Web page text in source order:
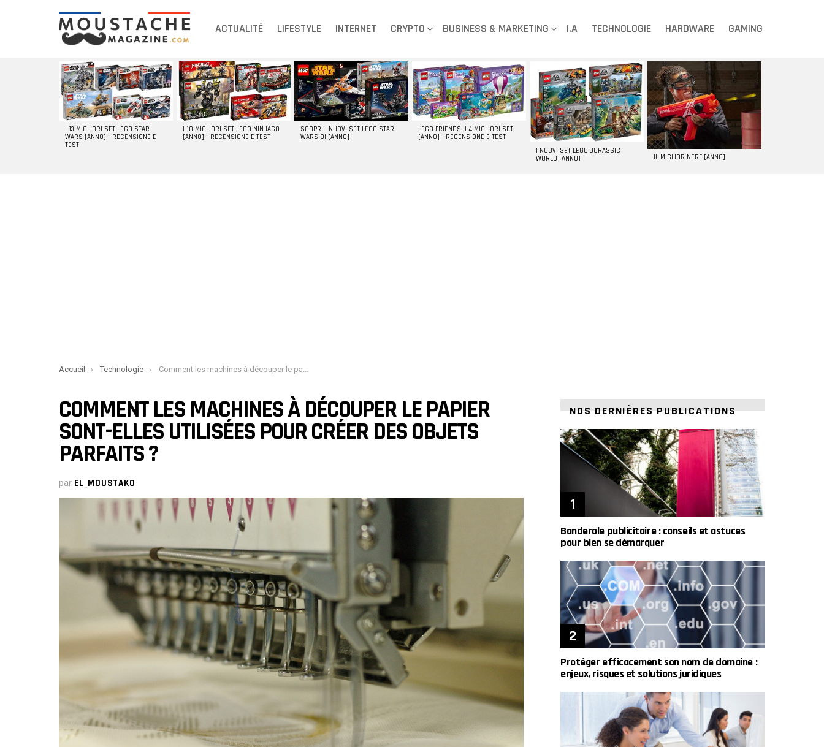
ACTUALITÉ LIFESTYLE INTERNET CRYPTO BUSINESS & MARKETING I.A TECHNOLOGIE HARDWARE GAMING
DERNIERS
ARTICLES
I 13 MIGLIORI SET LEGO STAR
WARS [ANNO] – RECENSIONE E
TEST
I 10 MIGLIORI SET LEGO NINJAGO
[ANNO] – RECENSIONE E TEST
SCOPRI I NUOVI SET LEGO STAR
WARS DI [ANNO]
LEGO FRIENDS: I 4 MIGLIORI SET
[ANNO] – RECENSIONE E TEST
I NUOVI SET LEGO JURASSIC
WORLD [ANNO]
IL MIGLIOR NERF [ANNO]
You are here:
Accueil Technologie Comment les machines à découper le papier sont-elles utilisées pour créer des objets parfaits ?
COMMENT LES MACHINES À DÉCOUPER LE PAPIER
SONT-ELLES UTILISÉES POUR CRÉER DES OBJETS
PARFAITS ?
par EL_MOUSTAKO
NOS DERNIÈRES PUBLICATIONS
Banderole publicitaire : conseils et astuces
pour bien se démarquer
Protéger efficacement son nom de domaine :
enjeux, risques et solutions juridiques